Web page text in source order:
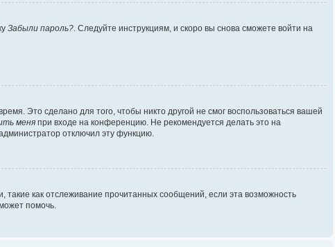
Забыли пароль?. Следуйте инструкциям, и скоро вы снова сможете войти на
Это сделано для того, чтобы никто другой не смог воспользоваться вашей
меня при входе на конференцию. Не рекомендуется делать это на
администратор отключил эту функцию.
как отслеживание прочитанных сообщений, если эта возможность
помочь.